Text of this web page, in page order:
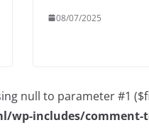
08/07/2025
null to parameter #1
wp-includes/comment-